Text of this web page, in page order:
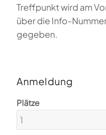
Treffpunkt wird am
über die Info-
gegeben.
Anmeldung
Plätze